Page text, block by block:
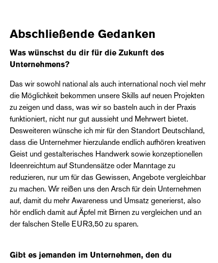
Abschließende Gedanken
Was wünschst du dir für die Zukunft des
Unternehmens?
Das wir sowohl national als auch international noch viel mehr
die Möglichkeit bekommen unsere Skills auf neuen Projekten
zu zeigen und dass, was wir so basteln auch in der Praxis
funktioniert, nicht nur gut aussieht und Mehrwert bietet.
Desweiteren wünsche ich mir für den Standort Deutschland,
dass die Unternehmer hierzulande endlich aufhören kreativen
Geist und gestalterisches Handwerk sowie konzeptionellen
Ideenreichtum auf Stundensätze oder Manntage zu
reduzieren, nur um für das Gewissen, Angebote vergleichbar
zu machen. Wir reißen uns den Arsch für dein Unternehmen
auf, damit du mehr Awareness und Umsatz generierst, also
hör endlich damit auf Äpfel mit Birnen zu vergleichen und an
der falschen Stelle EUR3,50 zu sparen.
Gibt es jemanden im Unternehmen, den du